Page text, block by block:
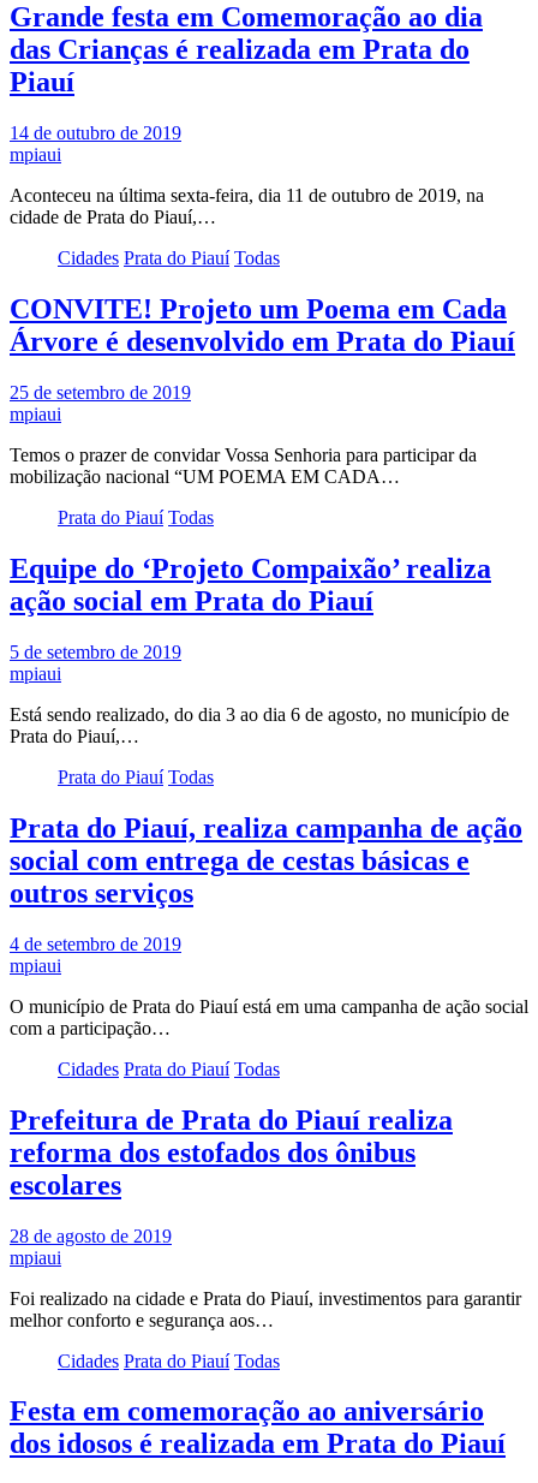
Grande festa em Comemoração ao dia
das Crianças é realizada em Prata do
Piauí
14 de outubro de 2019
mpiaui
Aconteceu na última sexta-feira, dia 11 de outubro de 2019, na
cidade de Prata do Piauí,…
Cidades Prata do Piauí Todas
CONVITE! Projeto um Poema em Cada
Árvore é desenvolvido em Prata do Piauí
25 de setembro de 2019
mpiaui
Temos o prazer de convidar Vossa Senhoria para participar da
mobilização nacional “UM POEMA EM CADA…
Prata do Piauí Todas
Equipe do ‘Projeto Compaixão’ realiza
ação social em Prata do Piauí
5 de setembro de 2019
mpiaui
Está sendo realizado, do dia 3 ao dia 6 de agosto, no município de
Prata do Piauí,…
Prata do Piauí Todas
Prata do Piauí, realiza campanha de ação
social com entrega de cestas básicas e
outros serviços
4 de setembro de 2019
mpiaui
O município de Prata do Piauí está em uma campanha de ação social
com a participação…
Cidades Prata do Piauí Todas
Prefeitura de Prata do Piauí realiza
reforma dos estofados dos ônibus
escolares
28 de agosto de 2019
mpiaui
Foi realizado na cidade e Prata do Piauí, investimentos para garantir
melhor conforto e segurança aos…
Cidades Prata do Piauí Todas
Festa em comemoração ao aniversário
dos idosos é realizada em Prata do Piauí